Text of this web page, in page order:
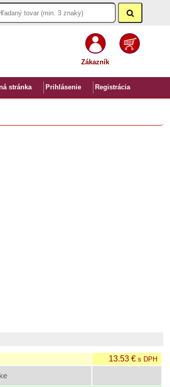
Zákazník
stránka Prihlásenie Registrácia
13.53 €s DPH